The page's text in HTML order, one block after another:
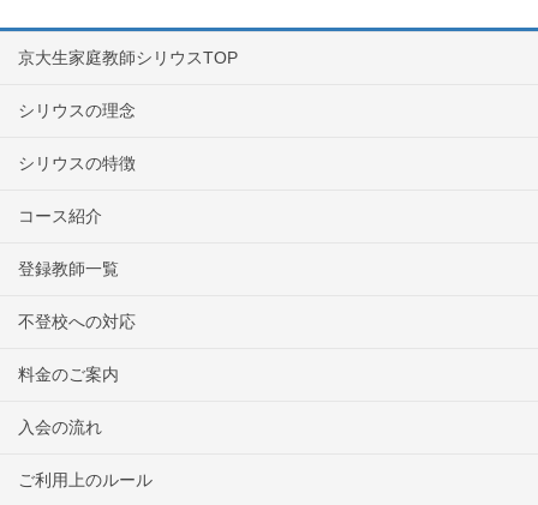
京大生家庭教師シリウスTOP
シリウスの理念
シリウスの特徴
コース紹介
登録教師一覧
不登校への対応
料金のご案内
入会の流れ
ご利用上のルール